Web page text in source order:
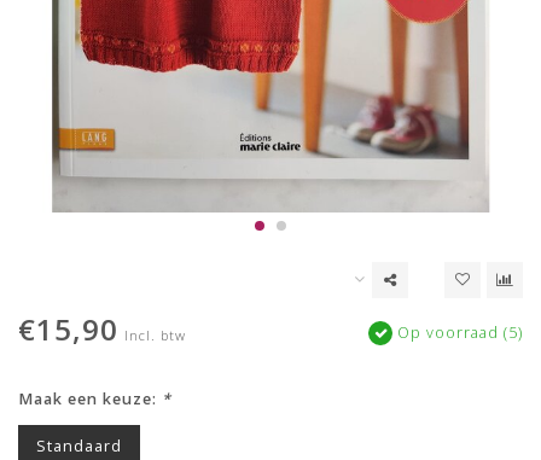
€15,90 Incl. btw Op voorraad (5)
Maak een keuze: *
Standaard